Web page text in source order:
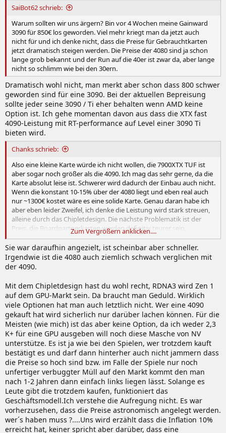
SaiBot62 schrieb:
Warum sollten wir uns ärgern? Bin vor 4 Wochen meine Gainward
3090 für 850€ los geworden. Viel mehr kriegt man da jetzt auch
nicht für und ich denke nicht, dass die Preise für Gebrauchtkarten
jetzt dramatisch steigen werden. Die Preise der 4080 sind ja schon
lange grob bekannt und der Run auf die 40er ist zwar da, aber lange
nicht so schlimm wie bei den 30ern.
Dramatisch wohl nicht, man merkt aber schon dass 800 schwer
geworden sind für eine 3090. Bei der aktuellen Bepreisung
sollte jeder seine 3090 / Ti eher behalten wenn AMD keine
Option ist. Ich gehe momentan davon aus dass die XTX fast
4090-Leistung mit RT-performance auf Level einer 3090 Ti
bieten wird.
Chanks schrieb:
Also eine kleine Karte würde ich nicht wollen, die 7900XTX TUF ist
aber sogar noch größer als die 4090. Ich mag das sehr gerne, da die
Karte absolut leise ist. Schwerer wird dadurch der Einbau auch nicht.
Wenn die konstant 10-15% über der 4080 liegt und eben real auch
nur ~1300€ kostet wäre es eine solide Karte. Genau daran habe ich
aber eben leider Zweifel, ich denke die Leistung wird stark streuen,
alleine durch das Chipletdesign. Die nächste Problematik ist der
Preis, die Boardpartnerkarten werden definitiv teurer sein,
spannend ist dann auch nochmal die Frage was der Markt aus dem
Preis macht. Aktuell denke ich nicht, dass ich den Kauf meiner 4090
bereuen werde. Klar wird die 4090 relativ 300-400€ zu teuer gewesen
sein, aber in den aktuellen Preisdimensionen ist es dann eben leider
Ich denke das eine 7900 XTX die 4080 erreiche, daran zweifelt
eigentlich wirklich niemand. Die Frage ist ob eine 7900XT das schafft
und wie weit die 7900XTX von einer 4090 weg ist.
Zum Vergrößern anklicken....
Sie war daraufhin angezielt, ist scheinbar aber schneller.
Irgendwie ist die 4080 auch ziemlich schwach verglichen mit
der 4090.
Mit dem Chipletdesign hast du wohl recht, RDNA3 wird Zen 1
auf dem GPU-Markt sein. Da braucht man Geduld. Wirklich
viele Optionen hat man auch letztlich nicht. Wer eine 4090
gekauft hat wird sicherlich nur darüber lachen können. Für die
Meisten (wie mich) ist das aber keine Option, da ich weder 2,3
K+ für eine GPU ausgeben will noch diese Masche von NV
unterstütze. Es ist ja wie bei den Spielen, wer trotzdem kauft
bestätigt es und darf dann hinterher auch nicht jammern dass
die Preise so hoch sind bzw. im Falle der Spiele nur noch
unfertiger verbuggter Müll auf den Markt kommt den man
nach 1-2 Jahren dann einfach links liegen lässt. Solange es
Leute gibt die trotzdem kaufen, funktioniert das
Geschäftsmodell.Ich verstehe die Aufregung nicht. Es war
vorherzusehen, dass die Preise astronomisch angelegt werden.
wer´s haben muss ?....Uns wird erzählt dass die Inflation 10%
erreicht hat, keiner spricht aber darüber, dass eine